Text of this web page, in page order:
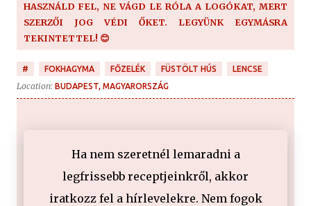
HASZNÁLD FEL, NE VÁGD LE RÓLA A LOGÓKAT, MERT
SZERZŐI JOG VÉDI ŐKET. LEGYÜNK EGYMÁSRA
TEKINTETTEL! 😊
# FOKHAGYMA FŐZELÉK FÜSTÖLT HÚS LENCSE
Location: BUDAPEST, MAGYARORSZÁG
Ha nem szeretnél lemaradni a
legfrissebb receptjeinkről, akkor
iratkozz fel a hírlevelekre. Nem fogok